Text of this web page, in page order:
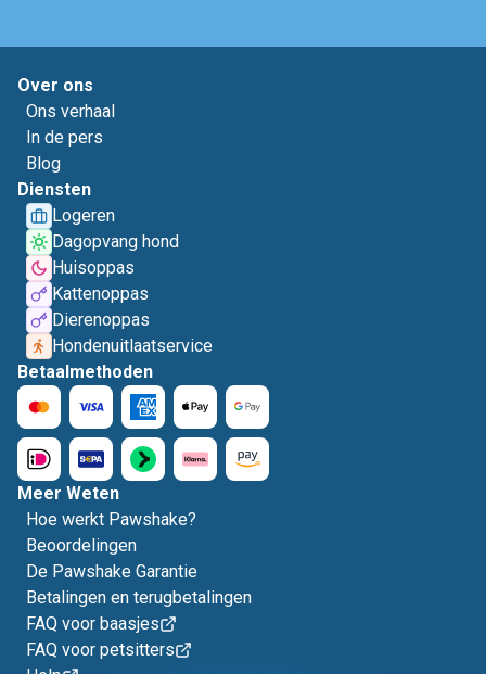
Over ons
Ons verhaal
In de pers
Blog
Diensten
Logeren
Dagopvang hond
Huisoppas
Kattenoppas
Dierenoppas
Hondenuitlaatservice
Betaalmethoden
Meer Weten
Hoe werkt Pawshake?
Beoordelingen
De Pawshake Garantie
Betalingen en terugbetalingen
FAQ voor baasjes
FAQ voor petsitters